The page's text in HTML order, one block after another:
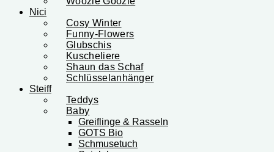
Nici
Cosy Winter
Funny-Flowers
Glubschis
Kuscheliere
Shaun das Schaf
Schlüsselanhänger
Steiff
Teddys
Baby
Greiflinge & Rasseln
GOTS Bio
Schmusetuch